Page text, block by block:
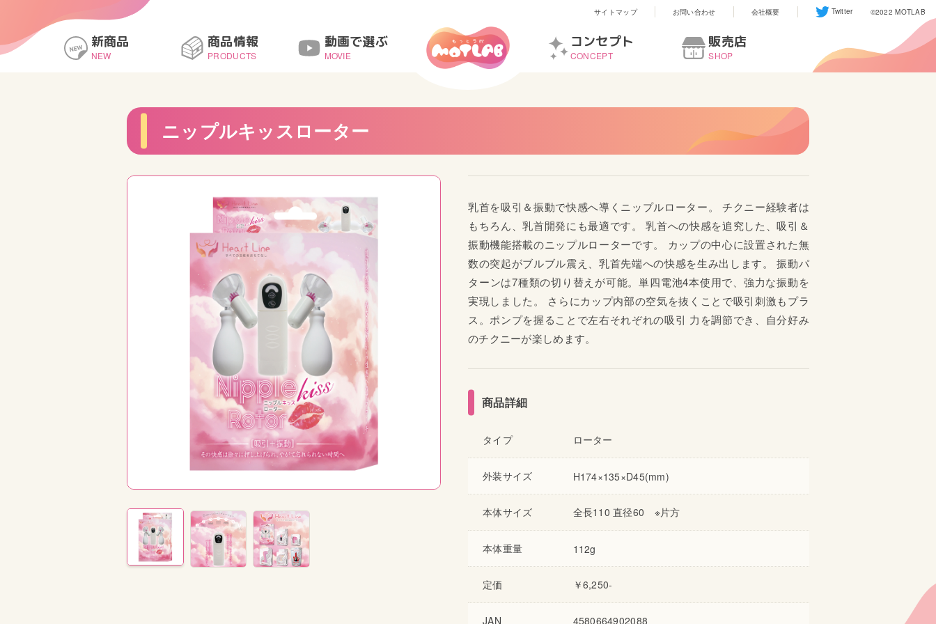
サイトマップ お問い合わせ 会社概要 Twitter ©2022 MOTLAB
新商品
NEW
Marvelous 服従拘束 手足
四枷
連結
も固定
スタイル
商品情報
PRODUCTS
動画で選ぶ
MOVIE
コンセプト
CONCEPT
販売店
SHOP
ニップルキッスローター
乳首を吸引＆振動で快感へ導くニップルローター。 チクニー経験者は
もちろん、乳首開発にも最適です。 乳首への快感を追究した、吸引＆
振動機能搭載のニップルローターです。 カップの中心に設置された無
数の突起がブルブル震え、乳首先端への快感を生み出します。 振動パ
ターンは7種類の切り替えが可能。単四電池4本使用で、強力な振動を
実現しました。 さらにカップ内部の空気を抜くことで吸引刺激もプラ
ス。ポンプを握ることで左右それぞれの吸引 力を調節でき、自分好み
のチクニーが楽しめます。
商品詳細
タイプ ローター
外装サイズ H174×135×D45(mm)
本体サイズ 全長110 直径60 ※片方
本体重量 112g
定価 ￥6,250-
JAN 4580664902088